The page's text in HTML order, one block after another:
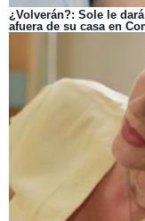
¿Volverán?: Sole le
afuera de su casa en